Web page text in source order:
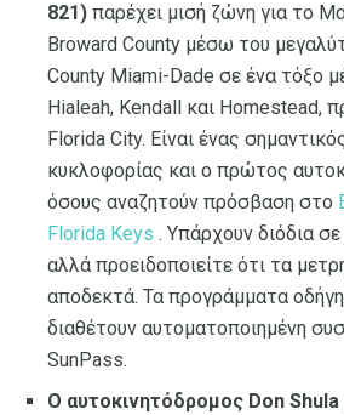
821) παρέχει μισή ζώνη για το
Broward County μέσω του
County Miami-Dade σε ένα τόξο
Hialeah, Kendall και Homestead,
Florida City. Είναι ένας
κυκλοφορίας και ο πρώτος
όσους αναζητούν πρόσβαση στο
Florida Keys . Υπάρχουν διόδια
αλλά προειδοποιείτε ότι τα
αποδεκτά. Τα προγράμματα
διαθέτουν αυτοματοποιημένη
SunPass.
Ο αυτοκινητόδρομος Don Shula